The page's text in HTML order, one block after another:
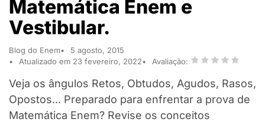
Matemática Enem e
Vestibular.
Blog do Enem
5 agosto, 2015
Atualizado em 23 fevereiro, 2022
Avaliação:
Veja os ângulos Retos, Obtudos, Agudos, Rasos,
Opostos... Preparado para enfrentar a prova de
Matemática Enem? Revise os conceitos